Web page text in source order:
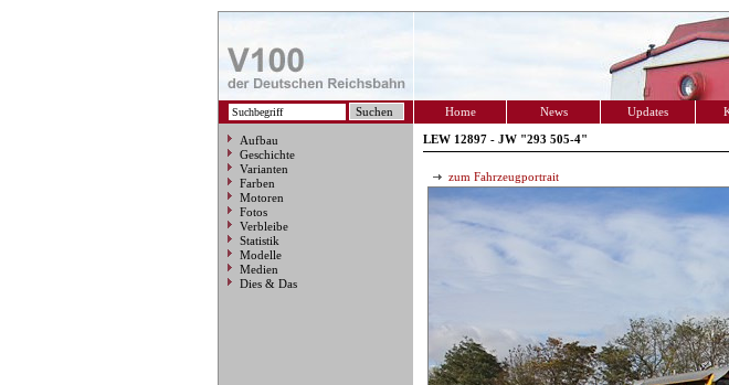
Home News Updates
Aufbau
Geschichte
Varianten
Farben
Motoren
Fotos
Verbleibe
Statistik
Modelle
Medien
Dies & Das
LEW 12897 - JW "293 505-4"
zum Fahrzeugportrait